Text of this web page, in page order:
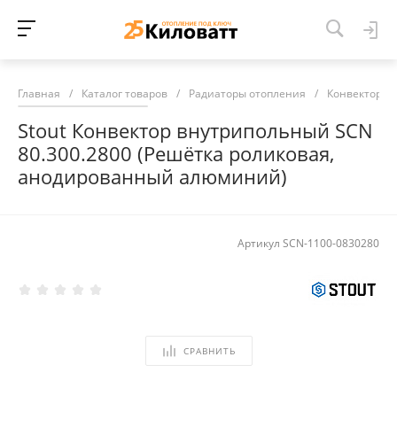
Главная / Каталог товаров / Радиаторы отопления / Конвекторы
Stout Конвектор внутрипольный SCN
80.300.2800 (Решётка роликовая,
анодированный алюминий)
Артикул SCN-1100-0830280
СРАВНИТЬ